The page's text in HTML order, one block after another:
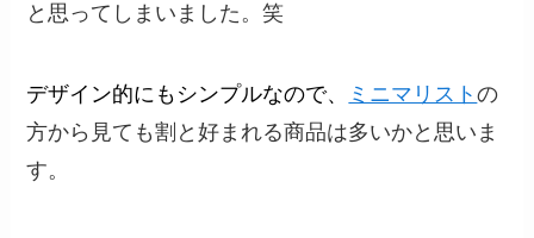
と思ってしまいました。笑
デザイン的にもシンプルなので、 ミニマリストの
方から見ても割と好まれる商品は多いかと思いま
す。